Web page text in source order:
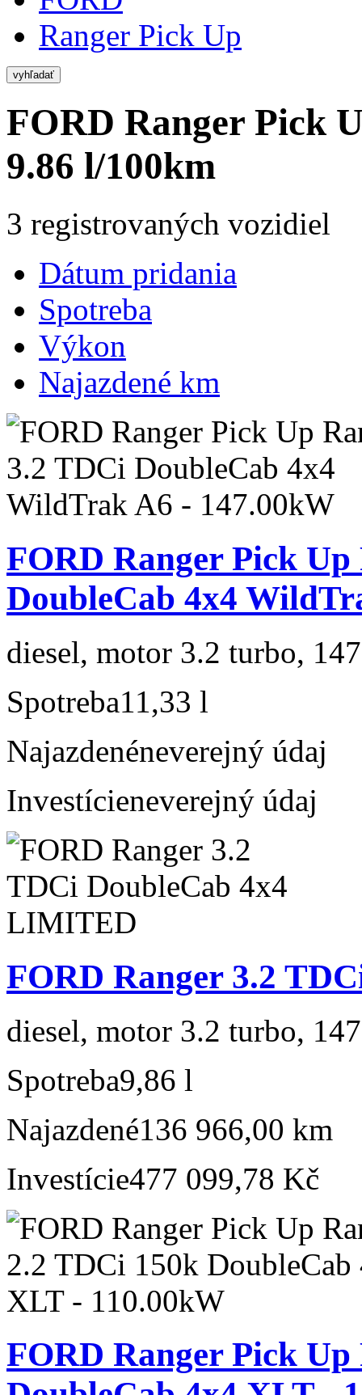
Ranger Pick Up
vyhľadať
FORD Ranger Pick
9.86 l/100km
3 registrovaných vozidiel
Dátum pridania
Spotreba
Výkon
Najazdené km
FORD Ranger Pick
DoubleCab 4x4
diesel, motor 3.2 turbo,
Spotreba11,33 l
Najazdenéneverejný údaj
Investícieneverejný údaj
FORD Ranger 3.2
diesel, motor 3.2 turbo,
Spotreba9,86 l
Najazdené136 966,00 km
Investície477 099,78 Kč
FORD Ranger Pick